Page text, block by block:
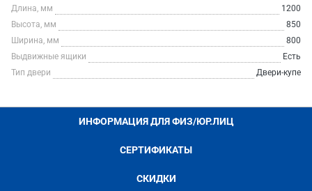
Длина, мм
1200
Высота, мм
850
Ширина, мм
800
Выдвижные ящики
Есть
Тип двери
Двери-купе
ИНФОРМАЦИЯ ДЛЯ ФИЗ/ЮР.ЛИЦ
СЕРТИФИКАТЫ
СКИДКИ